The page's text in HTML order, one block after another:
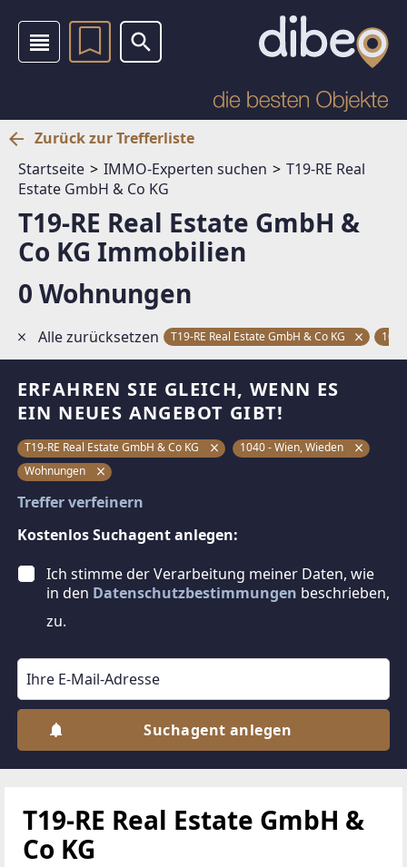
Zurück zur Trefferliste
Startseite
IMMO-Experten suchen
T19-RE Real
Estate GmbH & Co KG
T19-RE Real Estate GmbH &
Co KG Immobilien
0 Wohnungen
Alle zurücksetzen T19-RE Real Estate GmbH & Co KG
ERFAHREN SIE GLEICH, WENN ES
EIN NEUES ANGEBOT GIBT!
T19-RE Real Estate GmbH & Co KG
1040 - Wien, Wieden
Wohnungen
Treffer verfeinern
Kostenlos Suchagent anlegen:
Ich stimme der Verarbeitung meiner Daten, wie
in den Datenschutzbestimmungen beschrieben,
zu.
Suchagent anlegen
T19-RE Real Estate GmbH &
Co KG